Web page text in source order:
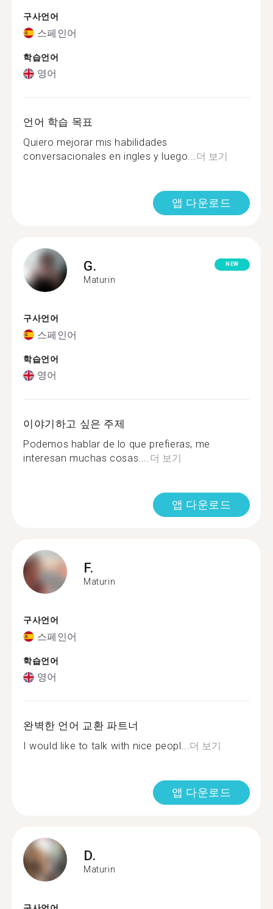
구사언어
스페인어
학습언어
영어
언어 학습 목표
Quiero mejorar mis habilidades
conversacionales en ingles y luego...더 보기
앱 다운로드
G.
Maturin
NEW
구사언어
스페인어
학습언어
영어
이야기하고 싶은 주제
Podemos hablar de lo que prefieras, me
interesan muchas cosas....더 보기
앱 다운로드
F.
Maturin
구사언어
스페인어
학습언어
영어
완벽한 언어 교환 파트너
I would like to talk with nice peopl...더 보기
앱 다운로드
D.
Maturin